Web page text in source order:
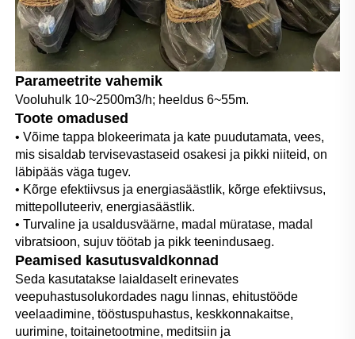
Parameetrite vahemik
Vooluhulk 10~2500m3/h; heeldus 6~55m.
Toote omadused
• Võime tappa blokeerimata ja kate puudutamata, vees,
mis sisaldab tervisevastaseid osakesi ja pikki niiteid, on
läbipääs väga tugev.
• Kõrge efektiivsus ja energiasäästlik, kõrge efektiivsus,
mittepolluteeriv, energiasäästlik.
• Turvaline ja usaldusväärne, madal müratase, madal
vibratsioon, sujuv töötab ja pikk teenindusaeg.
Peamised kasutusvaldkonnad
Seda kasutatakse laialdaselt erinevates
veepuhastusolukordades nagu linnas, ehitustööde
veelaadimine, tööstuspuhastus, keskkonnakaitse,
uurimine, toitainetootmine, meditsiin ja